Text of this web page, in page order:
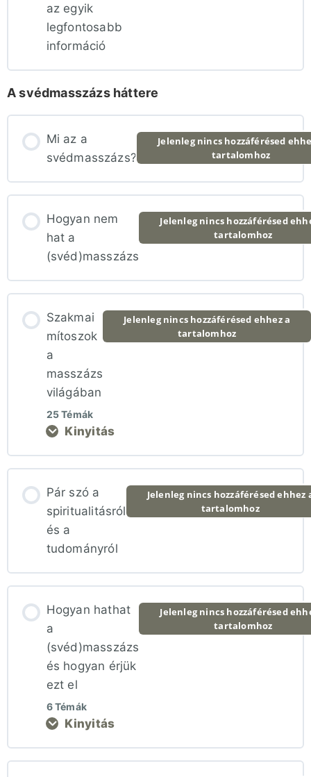
az egyik
legfontosabb
információ
A svédmasszázs háttere
Mi az a
svédmasszázs?
Jelenleg nincs hozzáférésed
tartalomhoz
Hogyan nem
hat a
(svéd)masszázs
Jelenleg nincs hozzáférésed
tartalomhoz
Szakmai
mítoszok
a
masszázs
világában
25 Témák
Jelenleg nincs hozzáférésed ehhez a
tartalomhoz
Kinyitás
0% BEFEJEZVE
Méregtelenítés
Vérkeringés-fokozás
Az izom oxigénellátásának javítása
Pár szó a
spiritualitásról
és a
tudományról
Jelenleg nincs hozzáférésed ehhez
tartalomhoz
Hogyan hathat
a
(svéd)masszázs
és hogyan érjük
ezt el
6 Témák
Jelenleg nincs hozzáférésed
tartalomhoz
Kinyitás